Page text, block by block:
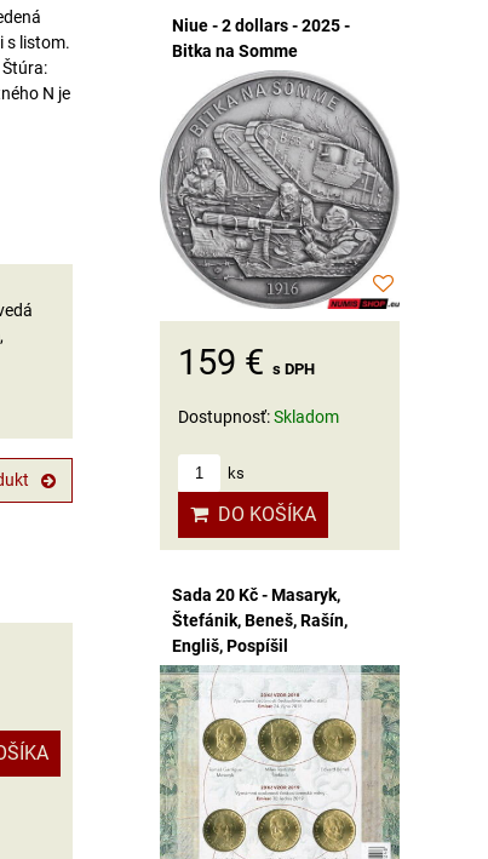
s listom.
N je
Niue - 2 dollars - 2025 -
Bitka na Somme
159 € s DPH
Dostupnosť:Skladom
ks
DO KOŠÍKA
Sada 20 Kč - Masaryk,
Štefánik, Beneš, Rašín,
Engliš, Pospíšil